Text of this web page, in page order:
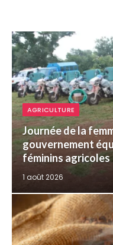
AGRICULTURE
Journée de la
gouvernement
féminins agricoles
1 août 2026